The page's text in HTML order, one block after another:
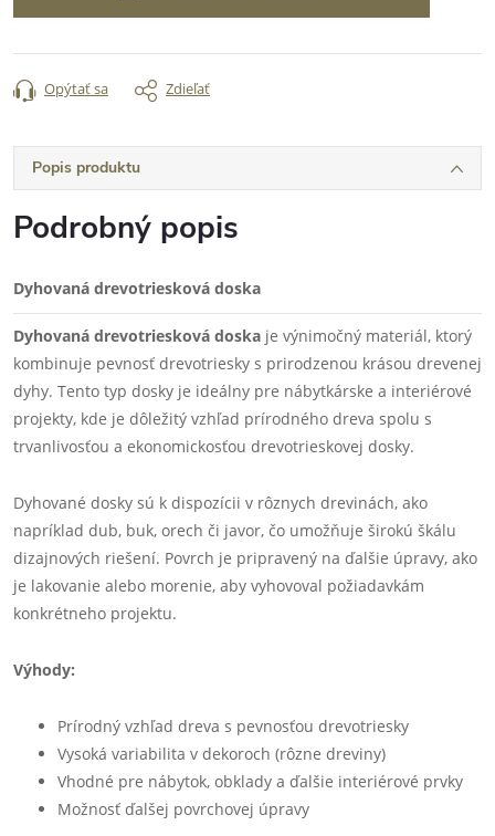
Opýtať sa Zdieľať
Popis produktu
Podrobný popis
Dyhovaná drevotriesková doska
Dyhovaná drevotriesková doska je výnimočný materiál, ktorý
kombinuje pevnosť drevotriesky s prirodzenou krásou drevenej
dyhy. Tento typ dosky je ideálny pre nábytkárske a interiérové
projekty, kde je dôležitý vzhľad prírodného dreva spolu s
trvanlivosťou a ekonomickosťou drevotrieskovej dosky.
Dyhované dosky sú k dispozícii v rôznych drevinách, ako
napríklad dub, buk, orech či javor, čo umožňuje širokú škálu
dizajnových riešení. Povrch je pripravený na ďalšie úpravy, ako
je lakovanie alebo morenie, aby vyhovoval požiadavkám
konkrétneho projektu.
Výhody:
Prírodný vzhľad dreva s pevnosťou drevotriesky
Vysoká variabilita v dekoroch (rôzne dreviny)
Vhodné pre nábytok, obklady a ďalšie interiérové prvky
Možnosť ďalšej povrchovej úpravy